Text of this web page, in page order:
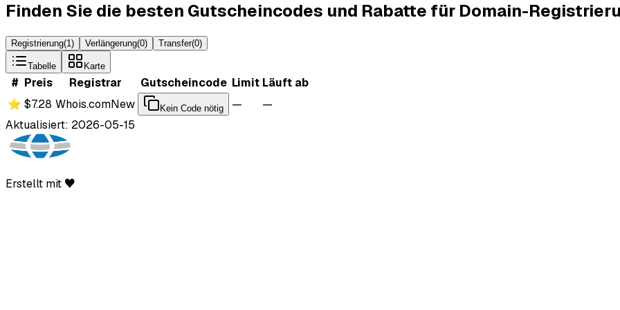
Finden Sie die besten Gutscheincodes und Rabatte für Domain-
Registrierung(1) Verlängerung(0) Transfer(0)
Tabelle Karte
# Preis Registrar Gutscheincode Limit Läuft ab
⭐ $7.28 Whois.comNew Kein Code nötig —
—
Aktualisiert: 2026-05-15
Erstellt mit ♥